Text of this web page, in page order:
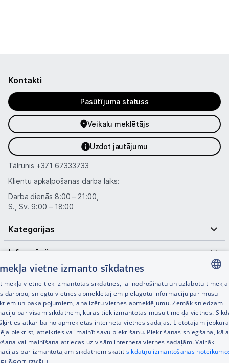
Kontakti
Pasūtījuma statuss
Veikalu meklētājs
Uzdot jautājumu
Tālrunis +371 67333733
Klientu apkalpošanas darba laiks:
Darba dienās 8:00 – 21:00,
S., Sv. 9:00 – 18:00
Kategorijas
Informācija
Noderīgas saites
LATVIAN
RUSSIAN
ENGLISH
vietne izmanto sīkdatnes
vietnē tiek izmantotas sīkdatnes, lai nodrošinātu un uzlabotu tīmekļa
darbību, sniegtu vietnes apmeklētājiem pielāgotu informāciju par mūsu
un pakalpojumiem, analizētu vietnes apmeklējumu. Zemāk sniedzam
par visām sīkdatnēm, kuras tiek izmantotas mūsu tīmekļa vietnēs.
atkarībā no apmeklētās interneta vietnes sadaļas. Lietotājam
piekrist, atteikties vai mainīt savu piekrišanu. Piekrišanas sniegšana, kā
vai mainīšana attiecas uz visām interneta vietnes sadaļām. Vairāk
par izmantotajām sīkdatnēm skatīt sīkdatņu izmantošanas